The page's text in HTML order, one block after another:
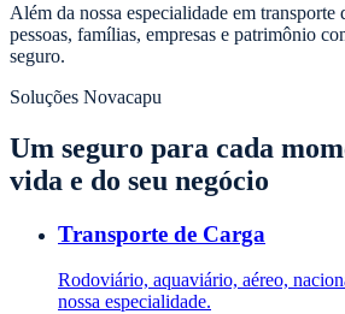
Além da nossa especialidade em transporte
pessoas, famílias, empresas e patrimônio
seguro.
Soluções Novacapu
Um seguro para cada
vida e do seu negócio
Transporte de Carga
Rodoviário, aquaviário, aéreo,
nossa especialidade.